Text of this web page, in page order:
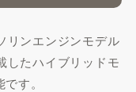
リンエンジンモデル
したハイブリッドモ
す。